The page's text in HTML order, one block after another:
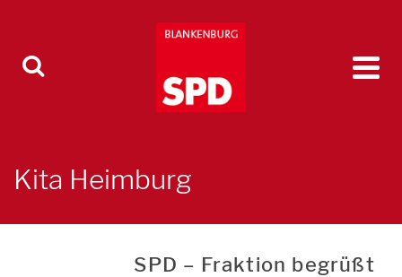
Kita Heimburg
SPD – Fraktion begrüßt